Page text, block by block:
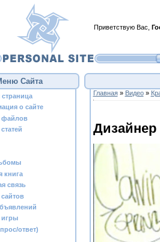
Приветствую Вас
Сайта
страница
о сайте
файлов
книга
связь
сайтов
ответ)
Главная» Видео»